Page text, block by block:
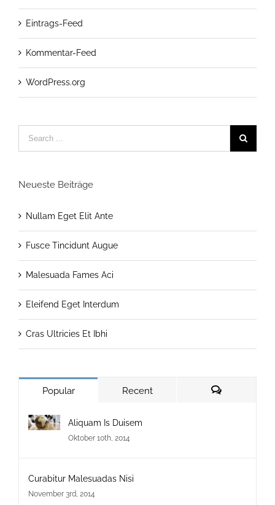
Eintrags-Feed
Kommentar-Feed
WordPress.org
Neueste Beiträge
Nullam Eget Elit Ante
Fusce Tincidunt Augue
Malesuada Fames Aci
Eleifend Eget Interdum
Cras Ultricies Et Ibhi
Popular Recent
Aliquam Is Duisem
Oktober 10th, 2014
Curabitur Malesuadas Nisi
November 3rd, 2014